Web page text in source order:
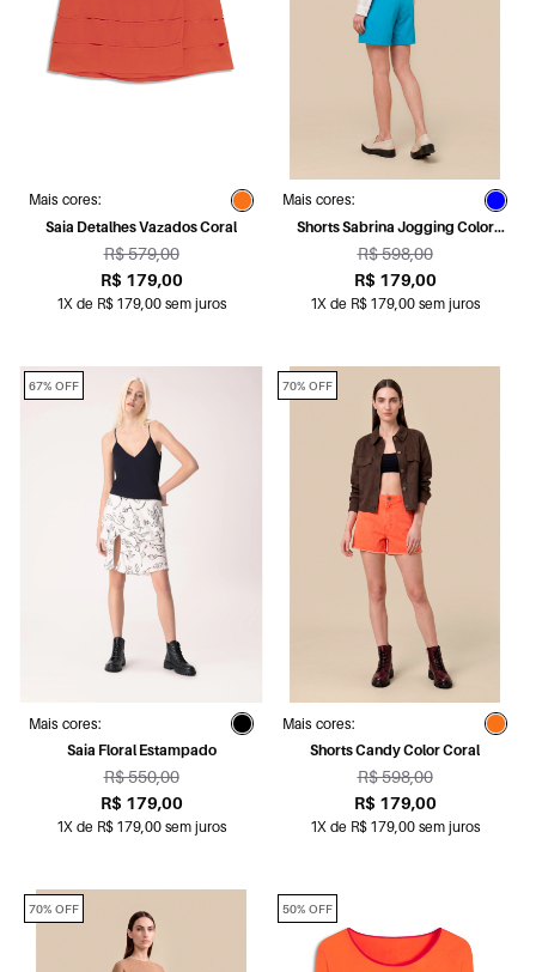
Mais cores:
Saia Detalhes Vazados Coral
R$ 579,00
R$ 179,00
1X de R$ 179,00 sem juros
Mais cores:
Shorts Sabrina Jogging Color
Turquesa
R$ 598,00
R$ 179,00
1X de R$ 179,00 sem juros
Mais cores:
Saia Floral Estampado
R$ 550,00
R$ 179,00
1X de R$ 179,00 sem juros
67% OFF
Mais cores:
Shorts Candy Color Coral
R$ 598,00
R$ 179,00
1X de R$ 179,00 sem juros
70% OFF
70% OFF 50% OFF